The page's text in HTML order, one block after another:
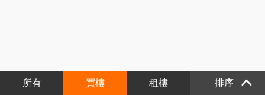
所有 買樓 租樓 排序